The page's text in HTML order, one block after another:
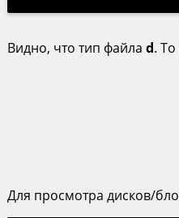
Видно, что тип файла d. То
Для просмотра дисков/